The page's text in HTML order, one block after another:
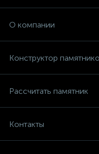
О компании
Конструктор
Рассчитать памятник
Контакты